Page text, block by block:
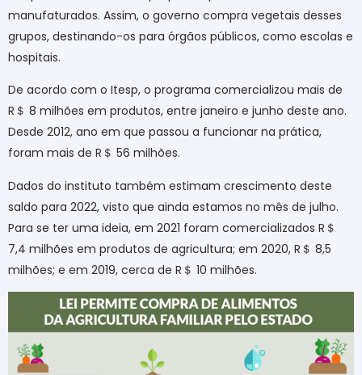
manufaturados. Assim, o governo compra vegetais desses
grupos, destinando-os para órgãos públicos, como escolas e
hospitais.
De acordo com o Itesp, o programa comercializou mais de
R ＄ 8 milhões em produtos, entre janeiro e junho deste ano.
Desde 2012, ano em que passou a funcionar na prática,
foram mais de R ＄ 56 milhões.
Dados do instituto também estimam crescimento deste
saldo para 2022, visto que ainda estamos no mês de julho.
Para se ter uma ideia, em 2021 foram comercializados R ＄
7,4 milhões em produtos de agricultura; em 2020, R ＄ 8,5
milhões; e em 2019, cerca de R ＄ 10 milhões.